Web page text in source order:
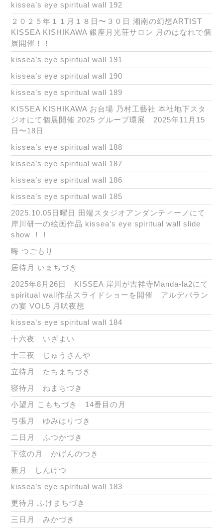
kissea’s eye spiritual wall 192
２０２５年１１月１８日〜３０日 湘南の幻想ARTIST
KISSEA KISHIKAWA 銀座月光荘サロン 月のはなれで個
展開催！！
kissea’s eye spiritual wall 191
kissea’s eye spiritual wall 190
kissea’s eye spiritual wall 189
KISSEA KISHIKAWA お台場 乃村工藝社 本社地下スタ
ジオにて個展開催 2025 グループ環展 2025年11月15
日〜18日
kissea’s eye spiritual wall 188
kissea’s eye spiritual wall 187
kissea’s eye spiritual wall 186
kissea’s eye spiritual wall 185
2025.10.05日曜日 田端スタジオアンダンティーノにて
岸川研一の絵画作品 kissea’s eye spiritual wall slide
show ！！
晦 つごもり
居待月 いまちづき
2025年8月26日 KISSEA 岸川が吉祥寺Manda-la2にて
spiritual wall作品スライドショーを開催 アルデバラン
の宴 VOL5 月吠夜想
kissea’s eye spiritual wall 184
十六夜 いざよい
十三夜 じゅうさんや
立待月 たちまちづき
寝待月 ねまちづき
小望月 こもちづき 14番目の月
弓張月 ゆみはりづき
二日月 ふつかづき
下弦の月 かげんのつき
新月 しんげつ
kissea’s eye spiritual wall 183
更待月 ふけまちづき
三日月 みかづき